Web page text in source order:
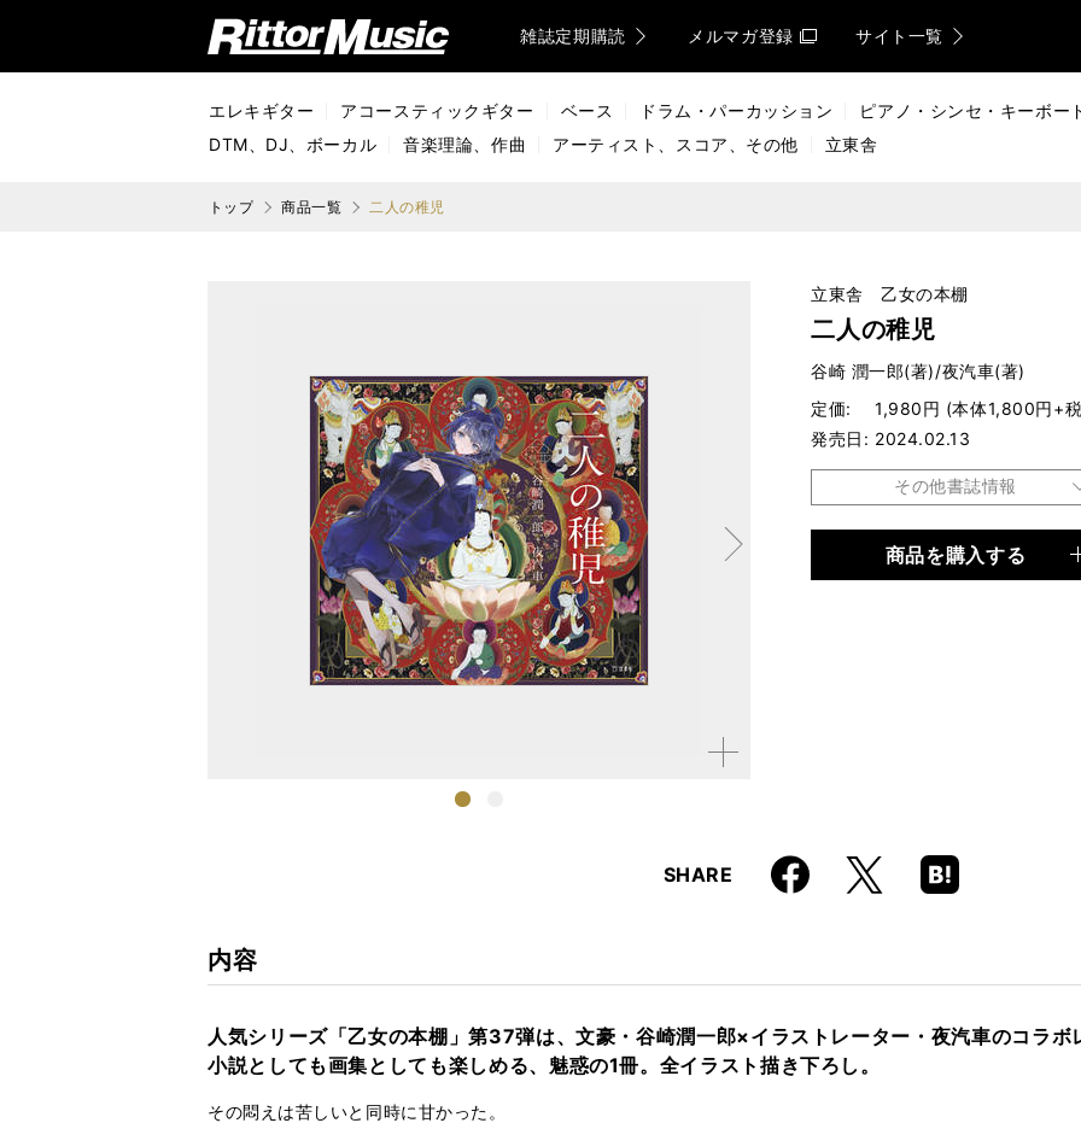
リットーミュージック (Rittor Music) 雑誌定期購読 メルマガ登録 サイト一覧
エレキギター アコースティックギター ベース ドラム・パーカッション
ピアノ・シンセ・キーボー
DTM、DJ、ボーカル
音楽理論、作曲 アーティスト、スコア、その他 立東舎
トップ 商品一覧 二人の稚児
拡大す
1
立東舎 乙女の本棚
二人の稚児
谷崎 潤一郎(著)/夜汽車(著)
定価
1,980円 (本体1,800円+
発売日
2024.02.13
その他書誌情報
書籍
商品を購入する
SHARE Faceboo
k
X
Hatena
Boo
内容
人気シリーズ「乙女の本棚」第37弾は、文豪・谷崎潤一郎×イラストレーター・夜汽車のコラボ
小説としても画集としても楽しめる、魅惑の1冊。全イラスト描き下ろし。
その悶えは苦しいと同時に甘かった。